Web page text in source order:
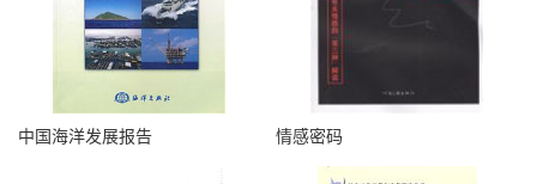
中国海洋发展报告 情感密码